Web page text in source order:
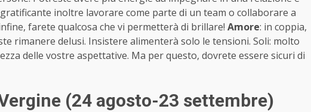
inoltre lavorare come parte di un team o collaborare a
farete qualcosa che vi permetterà di brillare! Amore: in coppia,
rimanere delusi. Insistere alimenterà solo le tensioni. Soli: molto
delle vostre aspettative. Ma per questo, dovrete essere sicuri di
(24 agosto-23 settembre)